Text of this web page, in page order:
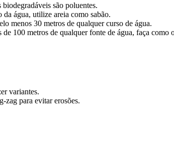
biodegradáveis são poluentes.
água, utilize areia como sabão.
menos 30 metros de qualquer curso de água.
100 metros de qualquer fonte de água, faça como
variantes.
zag para evitar erosões.